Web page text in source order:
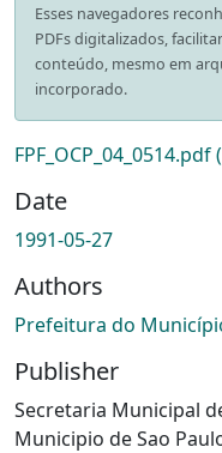
Esses navegadores
PDFs digitalizados,
conteúdo, mesmo em
incorporado.
FPF_OCP_04_0514.pdf
Date
1991-05-27
Authors
Prefeitura do
Publisher
Secretaria Municipal
Municipio de Sao